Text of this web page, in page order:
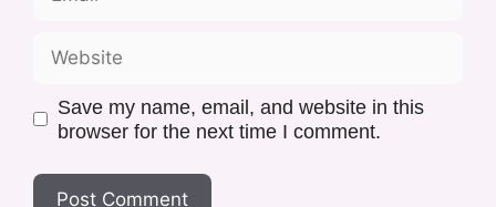
Save my name, email, and website in this
browser for the next time I comment.